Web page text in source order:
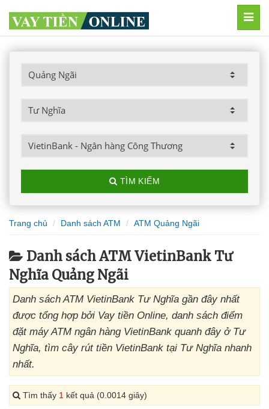
TÌM KIẾM
Trang chủ Danh sách ATM ATM Quảng Ngãi
Danh sách ATM VietinBank Tư
Nghĩa Quảng Ngãi
Danh sách ATM VietinBank Tư Nghĩa gần đây nhất
được tổng hợp bởi Vay tiền Online, danh sách điểm
đặt máy ATM ngân hàng VietinBank quanh đây ở Tư
Nghĩa, tìm cây rút tiền VietinBank tại Tư Nghĩa nhanh
nhất.
Tìm thấy 1 kết quả (0.0014 giây)